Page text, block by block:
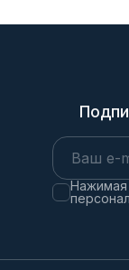
Нажимая